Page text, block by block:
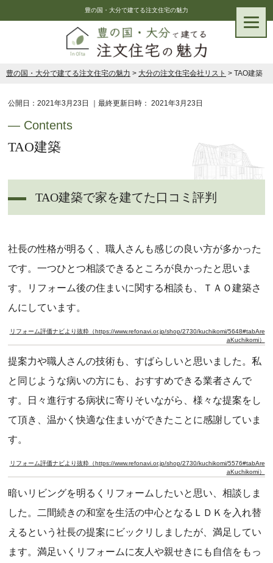
豊の国・大分で建てる注文住宅の魅力
豊の国・大分で建てる注文住宅の魅力 > 大分の注文住宅会社リスト > TAO建築
公開日：2021年3月23日 ｜最終更新日時：2021年3月23日
TAO建築
TAO建築で家を建てた口コミ評判
社長の性格が明るく、職人さんも感じの良い方が多かった
です。一つひとつ相談できるところが良かったと思いま
す。リフォーム後の住まいに関する相談も、ＴＡＯ建築さ
んにしています。
リフォーム評価ナビより抜粋（https://www.refonavi.or.jp/shop/2730/kuchikomi/5648#tabAre
aKuchikomi）
提案力や職人さんの技術も、すばらしいと思いました。私
と同じような病いの方にも、おすすめできる業者さんで
す。日々進行する病状に寄りそいながら、様々な提案をし
て頂き、温かく快適な住まいができたことに感謝していま
す。
リフォーム評価ナビより抜粋（https://www.refonavi.or.jp/shop/2730/kuchikomi/5576#tabAre
aKuchikomi）
暗いリビングを明るくリフォームしたいと思い、相談しま
した。二間続きの和室を生活の中心となるＬＤＫを入れ替
えるという社長の提案にビックリしましたが、満足してい
ます。満足いくリフォームに友人や親せきにも自信をもっ